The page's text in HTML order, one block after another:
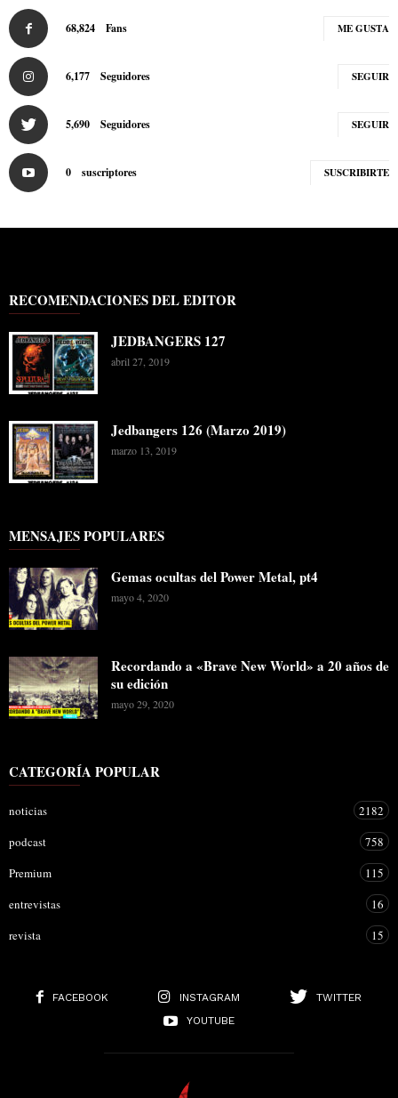
68,824 Fans ME GUSTA
6,177 Seguidores SEGUIR
5,690 Seguidores SEGUIR
0 suscriptores SUSCRIBIRTE
RECOMENDACIONES DEL EDITOR
JEDBANGERS 127
abril 27, 2019
Jedbangers 126 (Marzo 2019)
marzo 13, 2019
MENSAJES POPULARES
Gemas ocultas del Power Metal, pt4
mayo 4, 2020
Recordando a «Brave New World» a 20 años de
su edición
mayo 29, 2020
CATEGORÍA POPULAR
noticias
2182
podcast
758
Premium
115
entrevistas
16
revista
15
FACEBOOK INSTAGRAM
TWITTER
YOUTUBE